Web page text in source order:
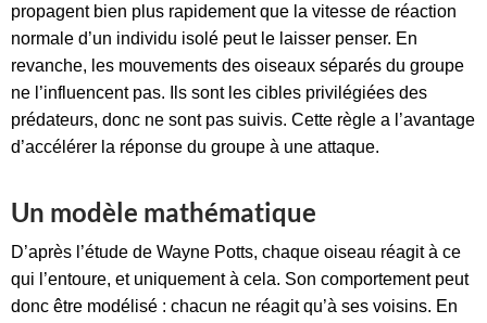
propagent bien plus rapidement que la vitesse de réaction
normale d’un individu isolé peut le laisser penser. En
revanche, les mouvements des oiseaux séparés du groupe
ne l’influencent pas. Ils sont les cibles privilégiées des
prédateurs, donc ne sont pas suivis. Cette règle a l’avantage
d’accélérer la réponse du groupe à une attaque.
Un modèle mathématique
D’après l’étude de Wayne Potts, chaque oiseau réagit à ce
qui l’entoure, et uniquement à cela. Son comportement peut
donc être modélisé : chacun ne réagit qu’à ses voisins. En